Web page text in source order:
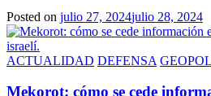
Posted on julio 27, 2024julio 28, 2024
ACTUALIDAD DEFENSA
Mekorot: cómo se cede